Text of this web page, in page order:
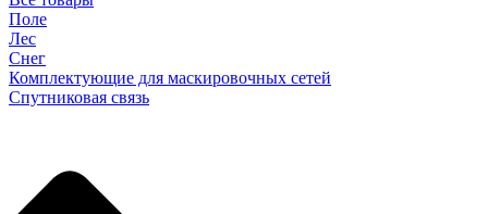
Поле
Лес
Снег
Комплектующие для маскировочных сетей
Спутниковая связь